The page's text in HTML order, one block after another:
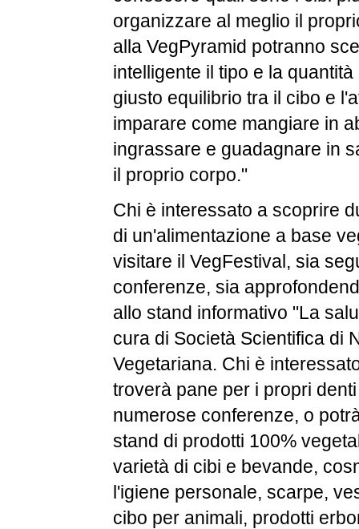
organizzare al meglio il
alla VegPyramid potranno
intelligente il tipo e la
giusto equilibrio tra il cibo e
imparare come mangiare in
ingrassare e guadagnare in
il proprio corpo."
Chi è interessato a scoprire
di un'alimentazione a base
visitare il VegFestival, sia
conferenze, sia
allo stand informativo "La
cura di Società Scientifica di
Vegetariana. Chi è
troverà pane per i propri
numerose conferenze, o
stand di prodotti 100%
varietà di cibi e bevande,
l'igiene personale, scarpe,
cibo per animali, prodotti